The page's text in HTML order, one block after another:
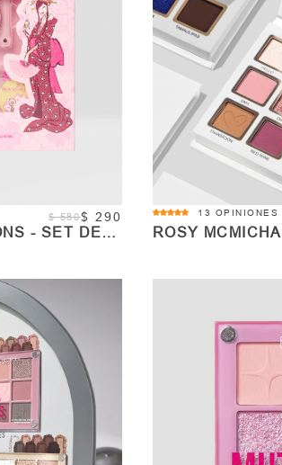
$ 580$ 290
- SET DE
4.9
star
13 OPINIONES
ROSY